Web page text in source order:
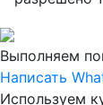
Выполняем
Написать
Используем